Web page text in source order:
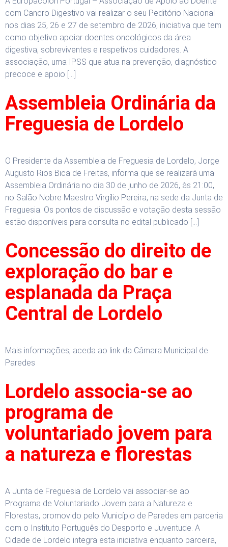
com Cancro Digestivo vai realizar o seu Peditório Nacional
nos dias 25, 26 e 27 de setembro de 2026, iniciativa que tem
como objetivo apoiar doentes oncológicos da área
digestiva, sobreviventes e respetivos cuidadores. A
associação, uma IPSS que atua na prevenção, diagnóstico
precoce e apoio […]
Assembleia Ordinária da
Freguesia de Lordelo
O Presidente da Assembleia de Freguesia de Lordelo, Jorge
Augusto Rios Bica de Freitas, informa que se realizará uma
Assembleia Ordinária no dia 30 de junho de 2026, às 21:00,
no Salão Nobre Maestro Virgílio Pereira, na sede da Junta de
Freguesia. Os pontos de discussão e votação desta sessão
estão disponíveis para consulta no edital publicado […]
Concessão do direito de
exploração do bar e
esplanada da Praça
Central de Lordelo
Mais informações, aceda ao link da Câmara Municipal de
Paredes
Lordelo associa-se ao
programa de
voluntariado jovem para
a natureza e florestas
A Junta de Freguesia de Lordelo vai associar-se ao
Programa de Voluntariado Jovem para a Natureza e
Florestas, promovido pelo Município de Paredes em parceria
com o Instituto Português do Desporto e Juventude. A
Cidade de Lordelo integra esta iniciativa enquanto parceira,